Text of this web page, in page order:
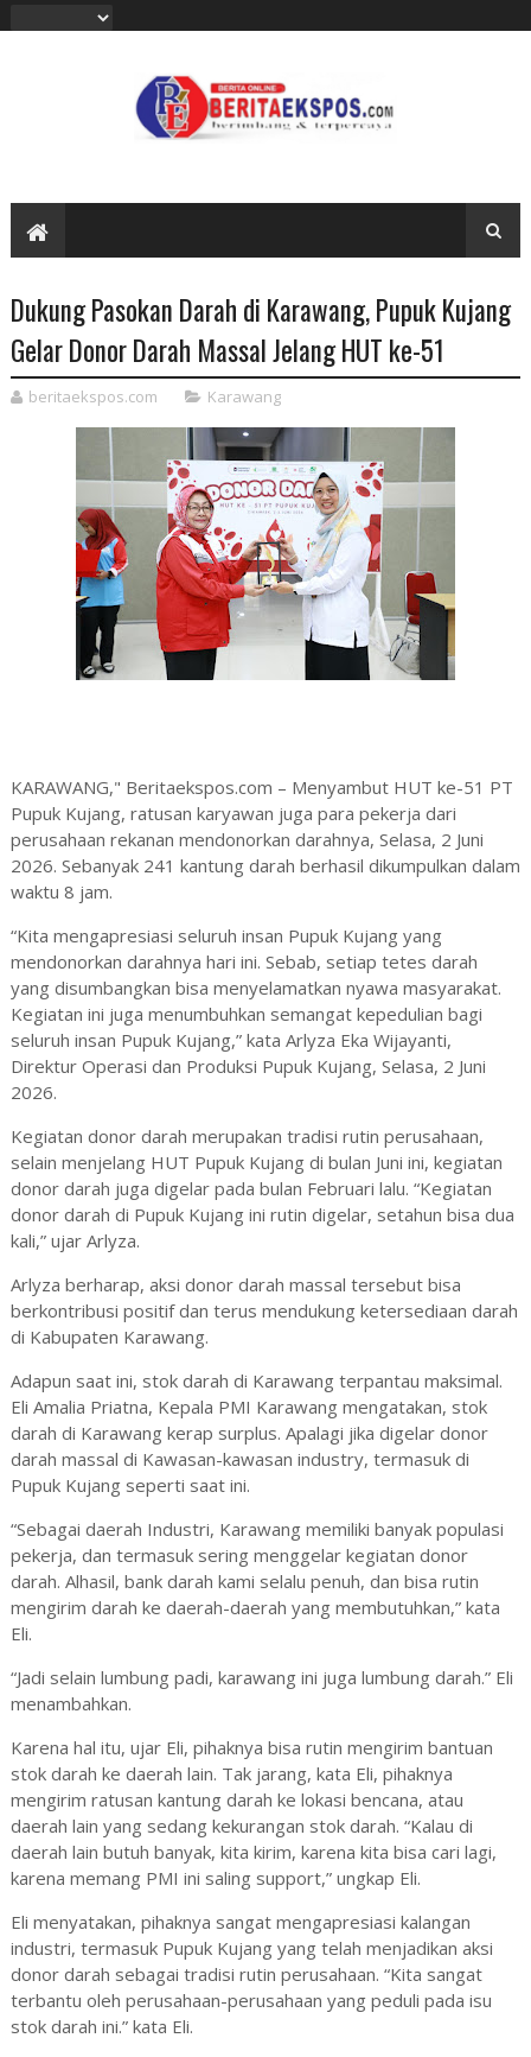
Dukung Pasokan Darah di Karawang, Pupuk Kujang
Gelar Donor Darah Massal Jelang HUT ke-51
beritaekspos.com Karawang
KARAWANG," Beritaekspos.com – Menyambut HUT ke-51 PT
Pupuk Kujang, ratusan karyawan juga para pekerja dari
perusahaan rekanan mendonorkan darahnya, Selasa, 2 Juni
2026. Sebanyak 241 kantung darah berhasil dikumpulkan dalam
waktu 8 jam.
“Kita mengapresiasi seluruh insan Pupuk Kujang yang
mendonorkan darahnya hari ini. Sebab, setiap tetes darah
yang disumbangkan bisa menyelamatkan nyawa masyarakat.
Kegiatan ini juga menumbuhkan semangat kepedulian bagi
seluruh insan Pupuk Kujang,” kata Arlyza Eka Wijayanti,
Direktur Operasi dan Produksi Pupuk Kujang, Selasa, 2 Juni
2026.
Kegiatan donor darah merupakan tradisi rutin perusahaan,
selain menjelang HUT Pupuk Kujang di bulan Juni ini, kegiatan
donor darah juga digelar pada bulan Februari lalu. “Kegiatan
donor darah di Pupuk Kujang ini rutin digelar, setahun bisa dua
kali,” ujar Arlyza.
Arlyza berharap, aksi donor darah massal tersebut bisa
berkontribusi positif dan terus mendukung ketersediaan darah
di Kabupaten Karawang.
Adapun saat ini, stok darah di Karawang terpantau maksimal.
Eli Amalia Priatna, Kepala PMI Karawang mengatakan, stok
darah di Karawang kerap surplus. Apalagi jika digelar donor
darah massal di Kawasan-kawasan industry, termasuk di
Pupuk Kujang seperti saat ini.
“Sebagai daerah Industri, Karawang memiliki banyak populasi
pekerja, dan termasuk sering menggelar kegiatan donor
darah. Alhasil, bank darah kami selalu penuh, dan bisa rutin
mengirim darah ke daerah-daerah yang membutuhkan,” kata
Eli.
“Jadi selain lumbung padi, karawang ini juga lumbung darah.” Eli
menambahkan.
Karena hal itu, ujar Eli, pihaknya bisa rutin mengirim bantuan
stok darah ke daerah lain. Tak jarang, kata Eli, pihaknya
mengirim ratusan kantung darah ke lokasi bencana, atau
daerah lain yang sedang kekurangan stok darah. “Kalau di
daerah lain butuh banyak, kita kirim, karena kita bisa cari lagi,
karena memang PMI ini saling support,” ungkap Eli.
Eli menyatakan, pihaknya sangat mengapresiasi kalangan
industri, termasuk Pupuk Kujang yang telah menjadikan aksi
donor darah sebagai tradisi rutin perusahaan. “Kita sangat
terbantu oleh perusahaan-perusahaan yang peduli pada isu
stok darah ini.” kata Eli.